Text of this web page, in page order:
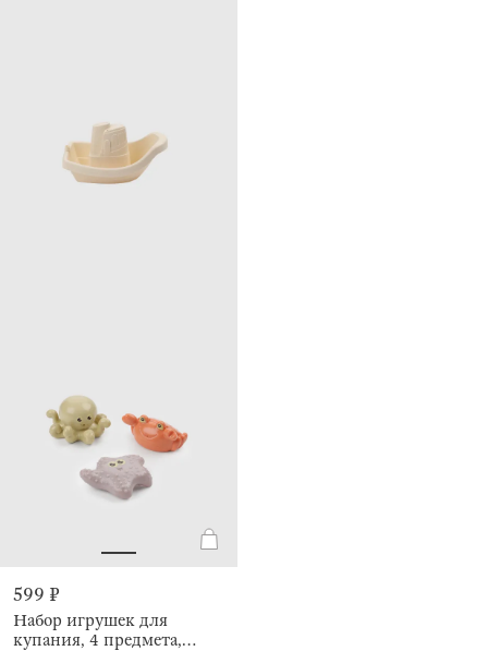
599 ₽
Набор игрушек для
купания, 4 предмета,